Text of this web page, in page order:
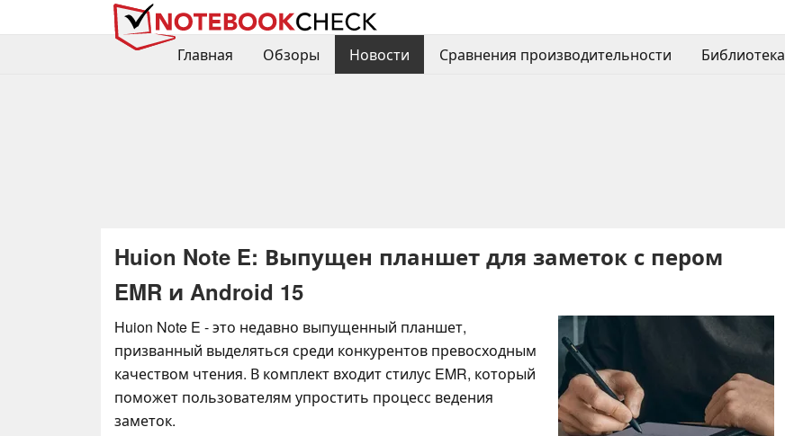
Главная
Обзоры Новости Сравнения производительности Библиотека
Huion Note E: Выпущен планшет для заметок с пером
EMR и Android 15
Huion Note E - это недавно выпущенный планшет,
призванный выделяться среди конкурентов превосходным
качеством чтения. В комплект входит стилус EMR, который
поможет пользователям упростить процесс ведения
заметок.